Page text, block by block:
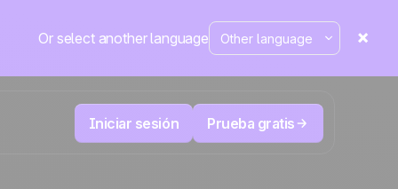
Or select another language
Iniciar sesión Prueba gratis